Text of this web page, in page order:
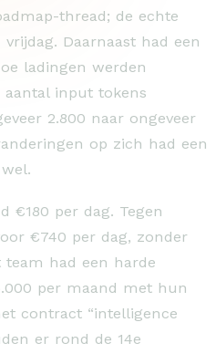
thread; de echte
Daarnaast had een
ladingen werden
aantal input tokens
2.800 naar ongeveer
op zich had een
€180 per dag. Tegen
€740 per dag, zonder
had een harde
per maand met hun
contract “intelligence
er rond de 14e